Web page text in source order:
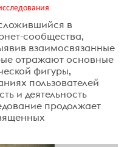
в
сообщества,
взаимосвязанные
отражают основные
фигуры,
пользователей
и деятельность
продолжает